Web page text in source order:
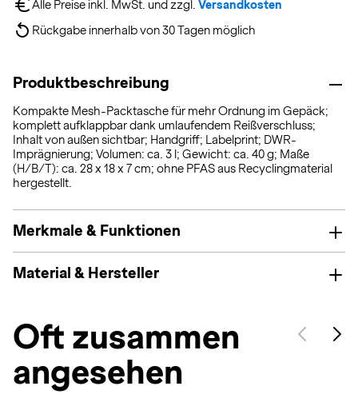
Alle Preise inkl. MwSt. und zzgl. Versandkosten
Rückgabe innerhalb von 30 Tagen möglich
Produktbeschreibung
Kompakte Mesh-Packtasche für mehr Ordnung im Gepäck;
komplett aufklappbar dank umlaufendem Reißverschluss;
Inhalt von außen sichtbar; Handgriff; Labelprint; DWR-
Imprägnierung; Volumen: ca. 3 l; Gewicht: ca. 40 g; Maße
(H/B/T): ca. 28 x 18 x 7 cm; ohne PFAS aus Recyclingmaterial
hergestellt.
Merkmale & Funktionen
Material & Hersteller
Oft zusammen
angesehen